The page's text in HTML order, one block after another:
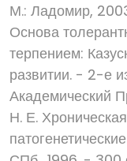
М.: Ладомир,
Основа
терпением:
развитии. - 2-е
Академический
Н. Е.